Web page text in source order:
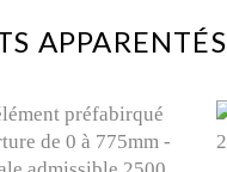
APPARENTÉS